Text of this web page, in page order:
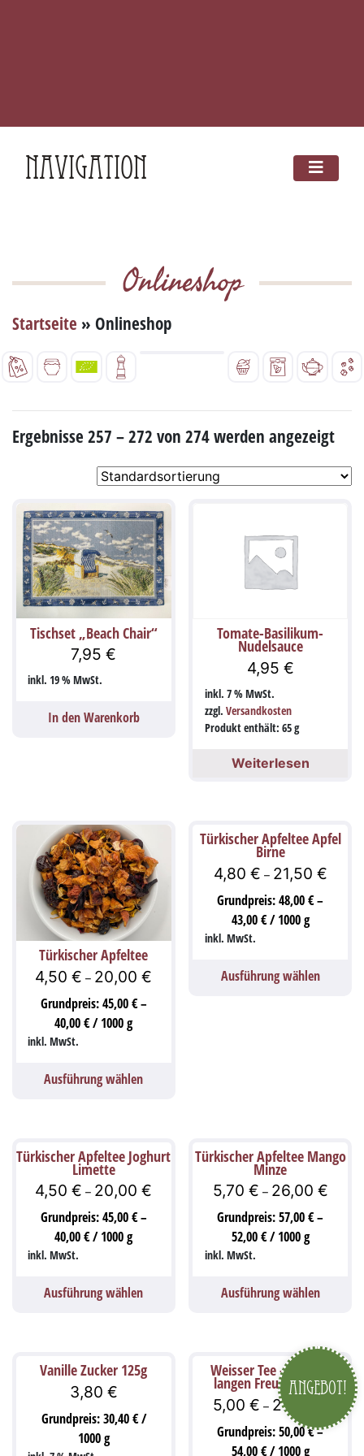
Navigation
Onlineshop
Startseite » Onlineshop
Ergebnisse 257 – 272 von 274 werden angezeigt
Tischset „Beach Chair“
7,95€
inkl. 19 % MwSt.
In den Warenkorb
Tomate-Basilikum-
Nudelsauce
4,95 €
inkl. 7 % MwSt.
zzgl. Versandkosten
Produkt enthält: 65g
Weiterlesen
Türkischer Apfeltee
4,50€ – 20,00€
Grundpreis:45,00€–
40,00€/1000g
inkl. MwSt.
Ausführung wählen
Türkischer Apfeltee Apfel
Birne
4,80 € – 21,50 €
Grundpreis:48,00€–
43,00€/1000g
inkl. MwSt.
Ausführung wählen
Türkischer Apfeltee Joghurt
Limette
4,50€ – 20,00€
Grundpreis:45,00€–
40,00€/1000g
inkl. MwSt.
Ausführung wählen
Türkischer Apfeltee Mango
Minze
5,70 € – 26,00 €
Grundpreis:57,00€–
52,00€/1000g
inkl. MwSt.
Ausführung wählen
Vanille Zucker 125g
3,80 €
Grundpreis:30,40€/
1000g
Angebot!
Weisser Tee – Tee der
langen Freundschaft
5,00€ – 27,00
Grundpreis:50,00€–
54,00€/1000g